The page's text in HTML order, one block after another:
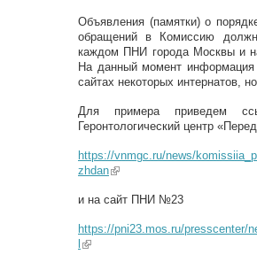
Объявления (памятки) о
обращений в Комиссию
каждом ПНИ города Москвы и
На данный момент
сайтах некоторых интернатов,
Для примера приведем
Геронтологический центр
https://vnmgc.ru/news/
zhdan(link is external)
и на сайт ПНИ №23
https://pni23.mos.ru/presscenter/
l (link is external)